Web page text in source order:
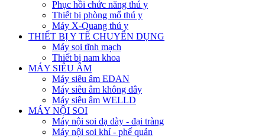
Phục hồi chức năng thú y
Thiết bị phòng mổ thú y
Máy X-Quang thú y
THIẾT BỊ Y TẾ CHUYÊN DỤNG
Máy soi tĩnh mạch
Thiết bị nam khoa
MÁY SIÊU ÂM
Máy siêu âm EDAN
Máy siêu âm không dây
Máy siêu âm WELLD
MÁY NỘI SOI
Máy nội soi dạ dày - đại tràng
Máy nội soi khí - phế quản